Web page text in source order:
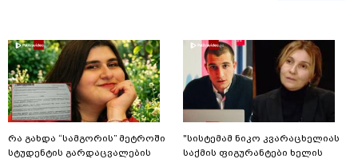
რა გახდა “სამგორის” მეტროში
სტუდენტის გარდაცვალების
"სისტემამ ნიკო კვარაცხელიას
საქმის ფიგურანტები ხელის